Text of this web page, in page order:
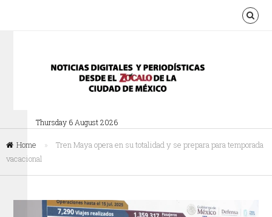
Thursday 6 August 2026
Home »
Tren Maya opera en su totalidad y se prepara para temporada
vacacional